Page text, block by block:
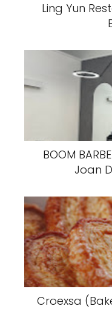
Ling Yun
BOOM
Joan
Croexsa